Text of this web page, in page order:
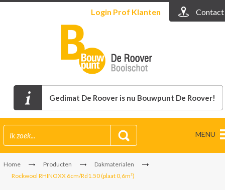
Login Prof Klanten Contact
Gedimat De Roover is nu Bouwpunt De Roover!
MENU
Home Producten
Dakmaterialen
Rockwool RHINOXX 6cm/Rd1.50 (plaat 0,6m²)